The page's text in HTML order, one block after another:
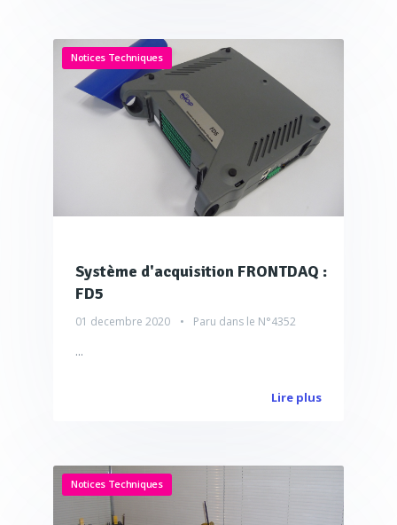
Notices Techniques
Système d'acquisition FRONTDAQ :
FD5
01 decembre 2020 Paru dans le N°4352
...
Lire plus
Notices Techniques